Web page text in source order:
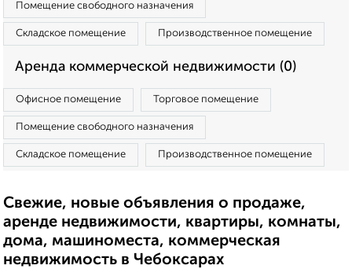
Помещение свободного назначения
Складское помещение Производственное помещение
Аренда коммерческой недвижимости (0)
Офисное помещение Торговое помещение
Помещение свободного назначения
Складское помещение Производственное помещение
Свежие, новые объявления о продаже,
аренде недвижимости, квартиры, комнаты,
дома, машиноместа, коммерческая
недвижимость в Чебоксарах